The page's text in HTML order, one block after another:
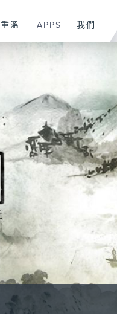
重溫 APPS 我們